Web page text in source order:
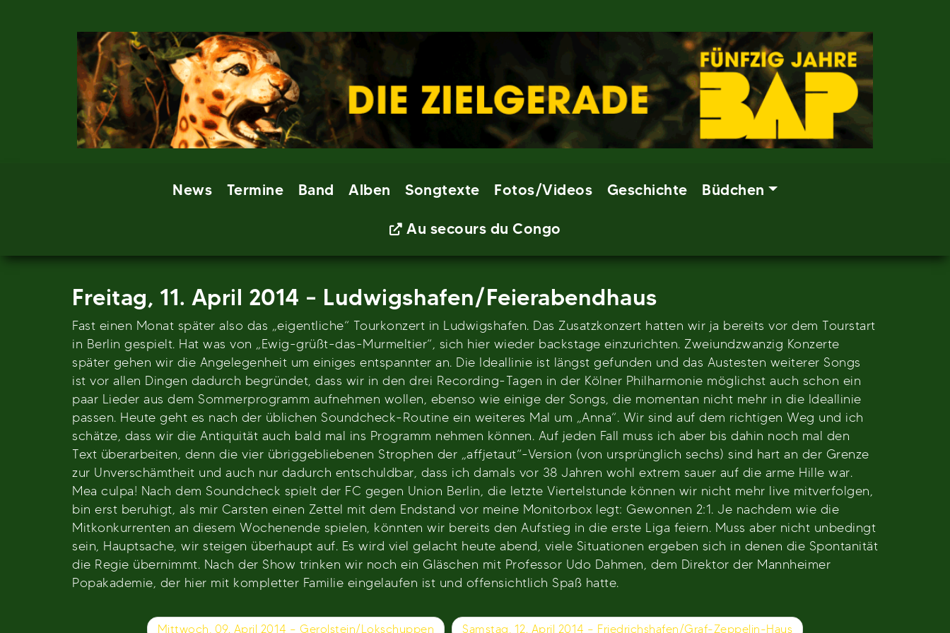
News Termine Band Alben Songtexte Fotos/Videos Geschichte Büdchen
Au secours du Congo
Freitag, 11. April 2014 – Ludwigshafen/Feierabendhaus
Fast einen Monat später also das „eigentliche“ Tourkonzert in Ludwigshafen. Das Zusatzkonzert hatten wir ja bereits vor dem Tourstart
in Berlin gespielt. Hat was von „Ewig-grüßt-das-Murmeltier“, sich hier wieder backstage einzurichten. Zweiundzwanzig Konzerte
später gehen wir die Angelegenheit um einiges entspannter an. Die Ideallinie ist längst gefunden und das Austesten weiterer Songs
ist vor allen Dingen dadurch begründet, dass wir in den drei Recording-Tagen in der Kölner Philharmonie möglichst auch schon ein
paar Lieder aus dem Sommerprogramm aufnehmen wollen, ebenso wie einige der Songs, die momentan nicht mehr in die Ideallinie
passen. Heute geht es nach der üblichen Soundcheck-Routine ein weiteres Mal um „Anna“. Wir sind auf dem richtigen Weg und ich
schätze, dass wir die Antiquität auch bald mal ins Programm nehmen können. Auf jeden Fall muss ich aber bis dahin noch mal den
Text überarbeiten, denn die vier übriggebliebenen Strophen der „affjetaut“-Version (von ursprünglich sechs) sind hart an der Grenze
zur Unverschämtheit und auch nur dadurch entschuldbar, dass ich damals vor 38 Jahren wohl extrem sauer auf die arme Hille war.
Mea culpa! Nach dem Soundcheck spielt der FC gegen Union Berlin, die letzte Viertelstunde können wir nicht mehr live mitverfolgen,
bin erst beruhigt, als mir Carsten einen Zettel mit dem Endstand vor meine Monitorbox legt: Gewonnen 2:1. Je nachdem wie die
Mitkonkurrenten an diesem Wochenende spielen, könnten wir bereits den Aufstieg in die erste Liga feiern. Muss aber nicht unbedingt
sein, Hauptsache, wir steigen überhaupt auf. Es wird viel gelacht heute abend, viele Situationen ergeben sich in denen die Spontanität
die Regie übernimmt. Nach der Show trinken wir noch ein Gläschen mit Professor Udo Dahmen, dem Direktor der Mannheimer
Popakademie, der hier mit kompletter Familie eingelaufen ist und offensichtlich Spaß hatte.
Beitragsnavigation
Mittwoch, 09. April 2014 – Gerolstein/Lokschuppen Samstag, 12. April 2014 – Friedrichshafen/Graf-Zeppelin-Haus